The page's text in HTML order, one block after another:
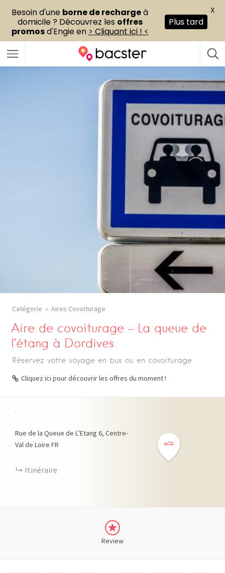
Catégorie Aires Covoiturage
Aire de covoiturage – La queue de
l’étang à Dordives
Réservez votre voyage en bus ou en covoiturage
Cliquez ici pour découvrir les offres du moment !
Rue de la Queue de L’Etang 6 Centre-
Val de Loire FR
Itinéraire
Review
Besoin d'une borne de rechargeà
domicile ? Découvrez les offres
promosd'Engie en > Cliquant ici ! <
Plus tard
X